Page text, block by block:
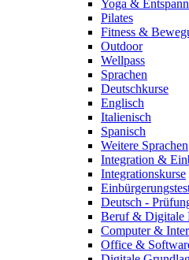
Yoga &
Pilates
Fitness &
Outdoor
Wellpass
Sprachen
Deutschkurse
Englisch
Italienisch
Spanisch
Weitere Sprachen
Integration &
Integrationskurse
Deutsch -
Beruf & Digitale
Computer &
Office &